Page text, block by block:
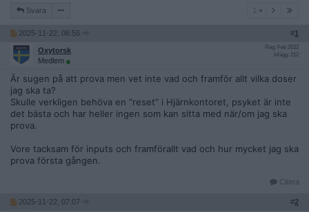
Svara
2025-11-22, 06:56 #1
Oxytorsk
Medlem
Reg: Feb 2022
Inlägg: 212
Är sugen på att prova men vet inte vad och framför allt vilka doser
jag ska ta?
Skulle verkligen behöva en ”reset” i Hjärnkontoret, psyket är inte
det bästa och har heller ingen som kan sitta med när/om jag ska
prova.
Vore tacksam för inputs och framförallt vad och hur mycket jag ska
prova första gången.
Citera
2025-11-22, 07:07 #2